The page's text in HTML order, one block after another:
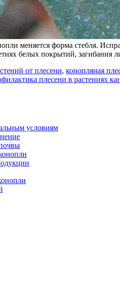
меняется форма стебля.
белых покрытий,
от плесени, конопляная
плесени в растениях
условиям